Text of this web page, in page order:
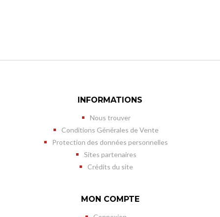
INFORMATIONS
Nous trouver
Conditions Générales de Vente
Protection des données personnelles
Sites partenaires
Crédits du site
MON COMPTE